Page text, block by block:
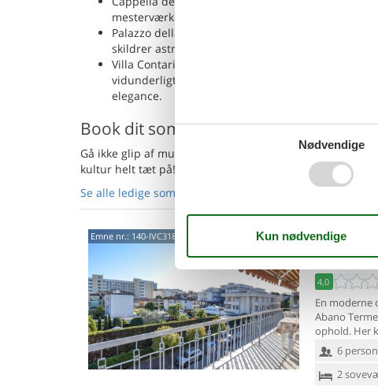
mesterværker inden for vestlig kunst. Den giver
Palazzo della Ragione: Dette massive
skildrer astrologiske scener. Det giver et indblik i
Villa Contarini: Beliggende i Piazzola sul Brenta,
vidunderligt eksempel på italiensk
elegance.
Book dit sommerhus i Padua nu
Gå ikke glip af muligheden for at nyde den
kultur helt tæt på!
Se alle ledige sommerhuse i Padua her
Emne nr.: 140-IVC318
Via
Terme
4,0
En moderne
Abano
ophold. Her
6
2
Nødvendige